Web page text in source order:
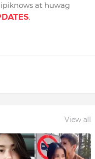
at huwag
.
View all